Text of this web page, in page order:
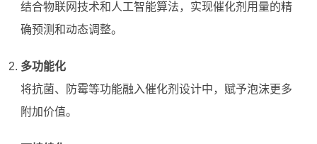
结合物联网技术和人工智能算法，实现催化剂用量的精
确预测和动态调整。
多功能化
将抗菌、防霉等功能融入催化剂设计中，赋予泡沫更多
附加价值。